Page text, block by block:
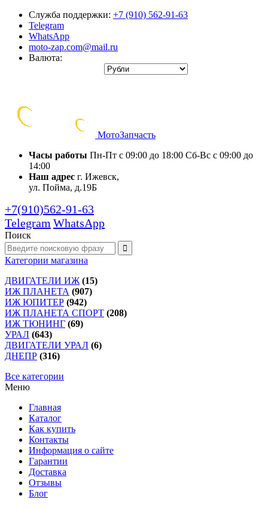
Служба поддержки: +7 (910) 562-91-63
Telegram
WhatsApp
moto-zap.com@mail.ru
Валюта:
МотоЗапчасть
Часы работы Пн-Пт с 09:00 до 18:00 Сб-Вс с 09:00 до
14:00
Наш адрес г. Ижевск,
ул. Пойма, д.19Б
+7(910)562-91-63
Telegram WhatsApp
Поиск
Категории магазина
ДВИГАТЕЛИ ИЖ (15)
ИЖ ПЛАНЕТА (907)
ИЖ ЮПИТЕР (942)
ИЖ ПЛАНЕТА СПОРТ (208)
ИЖ ТЮНИНГ (69)
УРАЛ (643)
ДВИГАТЕЛИ УРАЛ (6)
ДНЕПР (316)
Все категории
Меню
Главная
Каталог
Как купить
Контакты
Информация о сайте
Гарантии
Доставка
Отзывы
Блог